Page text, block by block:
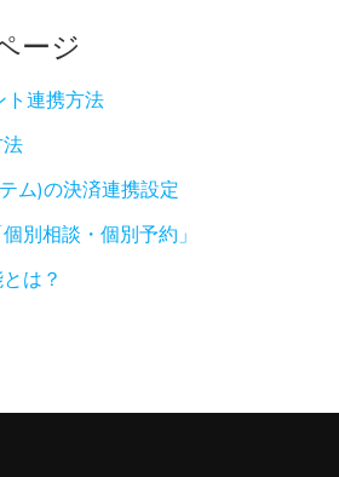
ージ
ト連携方法
ム)の決済連携設定
別相談・個別予約」
は？